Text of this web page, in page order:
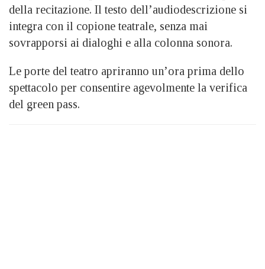
della recitazione. Il testo dell’audiodescrizione si
integra con il copione teatrale, senza mai
sovrapporsi ai dialoghi e alla colonna sonora.
Le porte del teatro apriranno un’ora prima dello
spettacolo per consentire agevolmente la verifica
del green pass.